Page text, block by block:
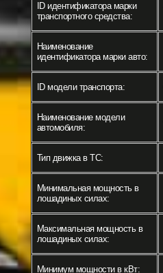
ID идентификатора марки
транспортного средства:
Наименование
идентификатора марки авто:
ID модели транспорта:
Наименование модели
автомобиля:
Тип движка в ТС:
Минимальная мощность в
лошадиных силах:
Максимальная мощность в
лошадиных силах:
Минимум мощности в кВт: